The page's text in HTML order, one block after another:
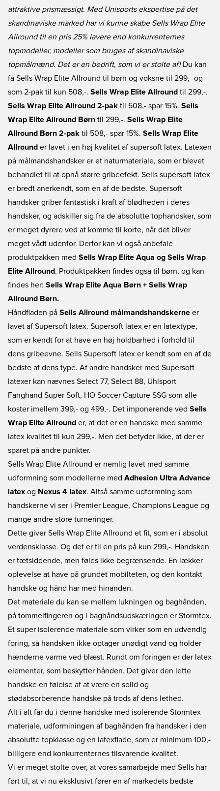
attraktive prismæssigt. Med Unisports ekspertise på det
skandinaviske marked har vi kunne skabe Sells Wrap Elite
Allround til en pris 25% lavere end konkurrenternes
topmodeller, modeller som bruges af skandinaviske
topmålmænd. Det er en bedrift, som vi er stolte af!Du kan
få Sells Wrap Elite Allround til børn og voksne til 299,- og
som 2-pak til kun 508,-. Sells Wrap Elite Allround til 299,-.
Sells Wrap Elite Allround 2-pak til 508,- spar 15%. Sells
Wrap Elite Allround Børn til 299,-. Sells Wrap Elite
Allround Børn 2-pak til 508,- spar 15%. Sells Wrap Elite
Allround er lavet i en høj kvalitet af supersoft latex. Latexen
på målmandshandsker er et naturmateriale, som er blevet
behandlet til at opnå større gribeefekt. Sells supersoft latex
er bredt anerkendt, som en af de bedste. Supersoft
handsker griber fantastisk i kraft af blødheden i deres
handsker, og adskiller sig fra de absolutte tophandsker, som
er meget dyrere ved at komme til korte, når det bliver
meget vådt udenfor. Derfor kan vi også anbefale
produktpakken med Sells Wrap Elite Aqua og Sells Wrap
Elite Allround. Produktpakken findes også til børn, og kan
findes her: Sells Wrap Elite Aqua Børn + Sells Wrap
Allround Børn.
Håndfladen på Sells Allround målmandshandskerne er
lavet af Supersoft latex. Supersoft latex er en latextype,
som er kendt for at have en høj holdbarhed i forhold til
dens gribeevne. Sells Supersoft latex er kendt som en af de
bedste af dens type. Af andre handsker med Supersoft
latexer kan nævnes Select 77, Select 88, Uhlsport
Fanghand Super Soft, HO Soccer Capture SSG som alle
koster imellem 399,- og 499,-. Det imponerende ved Sells
Wrap Elite Allround er, at det er en handske med samme
latex kvalitet til kun 299,-. Men det betyder ikke, at der er
sparet på andre punkter.
Sells Wrap Elite Allround er nemlig lavet med samme
udformning som modellerne med Adhesion Ultra Advance
latex og Nexus 4 latex. Altså samme udformning som
handskerne vi ser i Premier League, Champions League og
mange andre store turneringer.
Dette giver Sells Wrap Elite Allround et fit, som er i absolut
verdensklasse. Og det er til en pris på kun 299,-. Handsken
er tætsiddende, men føles ikke begrænsende. En lækker
oplevelse at have på grundet mobilteten, og den kontakt
handske og hånd har med hinanden.
Det materiale du kan se mellem lukningen og baghånden,
på tommelfingeren og i baghåndsudskæringen er Stormtex.
Et super isolerende materiale som virker som en udvendig
foring, så handsken ikke optager unødigt vand og holder
hænderne varme ved blæst. Rundt om foringen er der latex
elementer, som beskytter hånden. Det giver den lette
handske en følelse af at være en solid og
stødabsorberende handske på trods af dens lethed.
Alt i alt får du i denne handske med isolerende Stormtex
materiale, udforminingen af baghånden fra handsker i den
absolutte topklasse og en latexflade, som er minimum 100,-
billigere end konkurrenternes tilsvarende kvalitet.
Vi er meget stolte over, at vores samarbejde med Sells har
ført til, at vi nu eksklusivt fører en af markedets bedste